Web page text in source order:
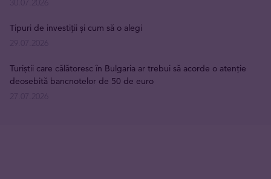
Tipuri de investiții și cum să o alegi
Turiștii care călătoresc în Bulgaria ar trebui să acorde o atenție
deosebită bancnotelor de 50 de euro